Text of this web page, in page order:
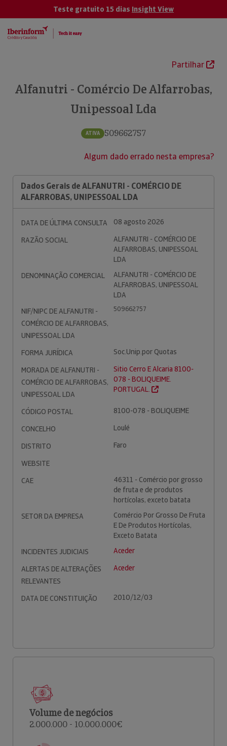
Teste gratuito 15 dias Insight View
Partilhar
Alfanutri - Comércio De Alfarrobas,
Unipessoal Lda
ATIVA 509662757
Algum dado errado nesta empresa?
Dados Gerais de ALFANUTRI - COMÉRCIO DE
ALFARROBAS, UNIPESSOAL LDA
DATA DE ÚLTIMA CONSULTA
08 agosto 2026
RAZÃO SOCIAL
ALFANUTRI - COMÉRCIO DE
ALFARROBAS, UNIPESSOAL
LDA
DENOMINAÇÃO COMERCIAL
ALFANUTRI - COMÉRCIO DE
ALFARROBAS, UNIPESSOAL
LDA
NIF/NIPC DE ALFANUTRI -
COMÉRCIO DE ALFARROBAS,
UNIPESSOAL LDA
509662757
FORMA JURÍDICA
Soc.Unip.por Quotas
MORADA DE ALFANUTRI -
COMÉRCIO DE ALFARROBAS,
UNIPESSOAL LDA
Sitio Cerro E Alcaria 8100-
078 - BOLIQUEIME.
PORTUGAL.
CÓDIGO POSTAL
8100-078 - BOLIQUEIME
CONCELHO
Loulé
DISTRITO
Faro
WEBSITE
CAE
46311 - Comércio por grosso
de fruta e de produtos
hortícolas, exceto batata
SETOR DA EMPRESA
Comércio Por Grosso De Fruta
E De Produtos Hortícolas,
Exceto Batata
INCIDENTES JUDICIAIS
Aceder
ALERTAS DE ALTERAÇÕES
RELEVANTES
Aceder
DATA DE CONSTITUIÇÃO 2010/12/03
Volume de negócios
2.000.000 - 10.000.000€